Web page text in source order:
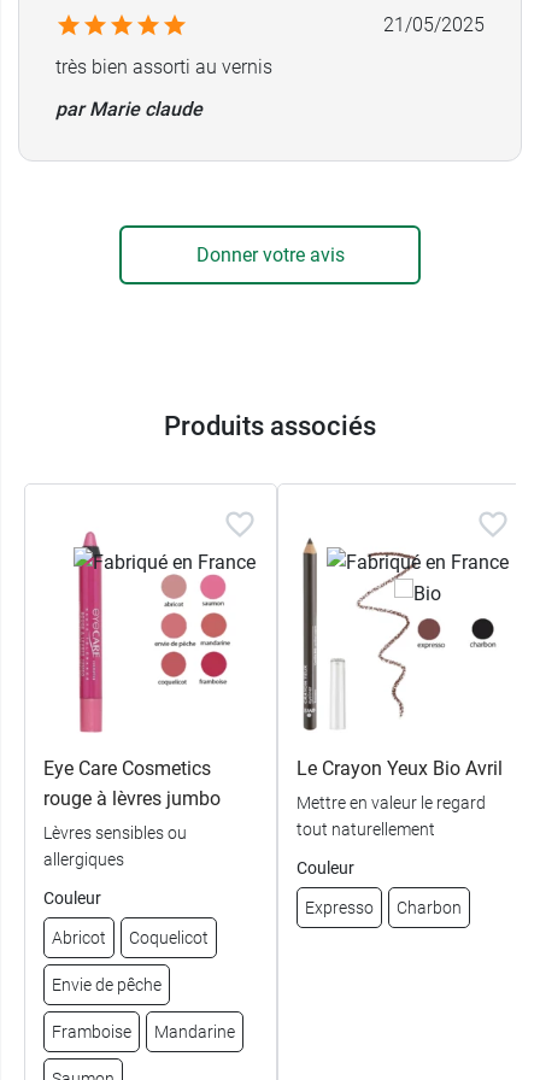
21/05/2025
très bien assorti au vernis
par Marie claude
Donner votre avis
Produits associés
Eye Care Cosmetics
rouge à lèvres jumbo
Lèvres sensibles ou
allergiques
Couleur
Abricot Coquelicot
Envie de pêche
Framboise Mandarine
Le Crayon Yeux Bio Avril
Mettre en valeur le regard
tout naturellement
Couleur
Expresso Charbon